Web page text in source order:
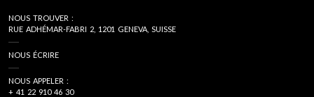
NOUS TROUVER :
RUE ADHÉMAR-FABRI 2, 1201 GENEVA, SUISSE
NOUS ÉCRIRE
NOUS APPELER :
+ 41 22 910 46 30